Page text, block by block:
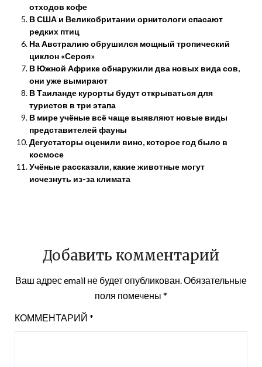
отходов кофе
В США и Великобритании орнитологи спасают
редких птиц
На Австралию обрушился мощный тропический
циклон «Сероя»
В Южной Африке обнаружили два новых вида сов,
они уже вымирают
В Таиланде курорты будут открываться для
туристов в три этапа
В мире учёные всё чаще выявляют новые виды
представителей фауны
Дегустаторы оценили вино, которое год было в
космосе
Учёные рассказали, какие животные могут
исчезнуть из-за климата
Добавить комментарий
Ваш адрес email не будет опубликован.Обязательные
поля помечены *
КОММЕНТАРИЙ *